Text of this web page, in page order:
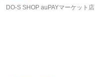
DO-S SHOP auPAYマーケット店